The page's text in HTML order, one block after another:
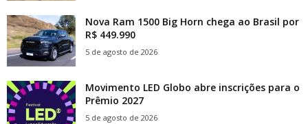
Nova Ram 1500 Big Horn chega ao Brasil por
R$ 449.990
5 de agosto de 2026
Movimento LED Globo abre inscrições para o
Prêmio 2027
5 de agosto de 2026